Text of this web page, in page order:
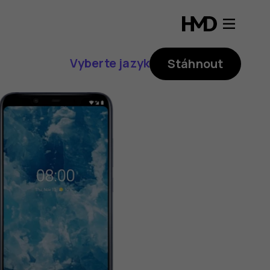
Vyberte jazyk Stáhnout